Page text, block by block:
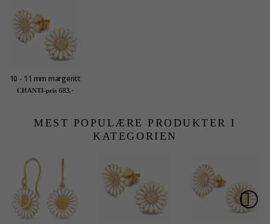
10 - 11 mm margeritt
øredobber i forgylt
CHANTI-pris 683,-
MEST POPULÆRE PRODUKTER I
KATEGORIEN